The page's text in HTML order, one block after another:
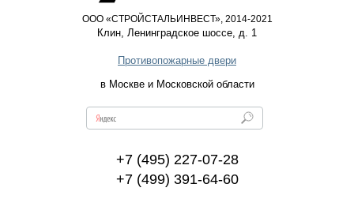
ООО «СТРОЙСТАЛЬИНВЕСТ», 2014-2021
Клин Ленинградское шоссе, д. 1
Противопожарные двери
в Москве и Московской области
+7 (495) 227-07-28
+7 (499) 391-64-60